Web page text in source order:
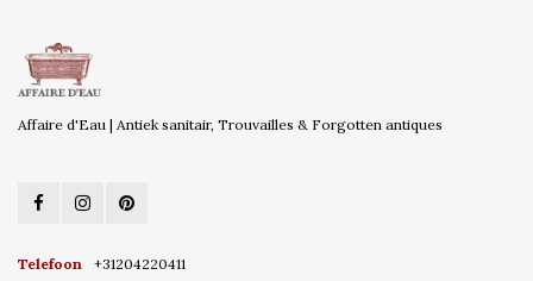
Affaire d'Eau | Antiek sanitair, Trouvailles & Forgotten antiques
Telefoon
+31204220411